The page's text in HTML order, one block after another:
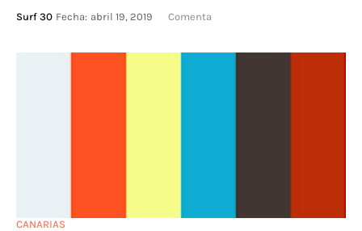
Surf 30 Fecha: abril 19, 2019 Comenta
CANARIAS